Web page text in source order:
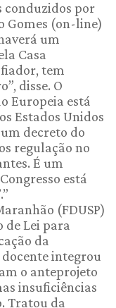
conduzidos por
Gomes (on-line)
um
Casa
tem
disse. O
Europeia está
Estados Unidos
decreto do
regulação no
É um
está
(FDUSP)
de Lei para
da
integrou
o anteprojeto
insuficiências
Tratou da